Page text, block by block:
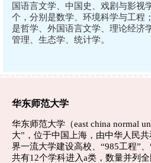
国语言文学、中国史、戏剧与影视
个，分别是数学、环境科学与工程
是哲学、外国语言文学、理论经济
管理、生态学、统计学。
华东师范大学
华东师范大学（east china normal
大”，位于中国上海，由中华人民
界一流大学建设高校、“985工程”
共有12个学科进入a类，数量并列